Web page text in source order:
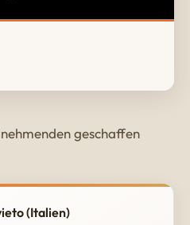
geschaffen
(Italien)